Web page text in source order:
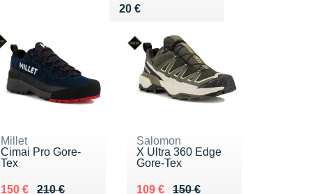
20 €
Vendu 20 €
Millet
Cimai Pro Gore-
Tex
210 €
Au lieu de 210 €
150 €
Vendu 150 €
Salomon
X Ultra 360 Edge
Gore-Tex
150 €
Au lieu de 150 €
109 €
Vendu 109 €